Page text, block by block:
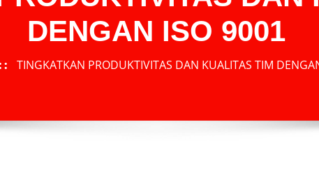
DENGAN ISO 9001
TINGKATKAN PRODUKTIVITAS DAN KUALITAS TIM